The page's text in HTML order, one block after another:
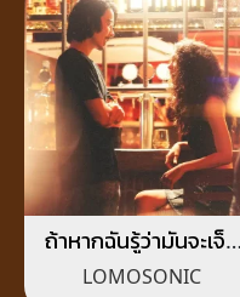
ถ้าหากฉันรู้ว่ามันจะเจ็บ
(ALT. ENDING)
LOMOSONIC